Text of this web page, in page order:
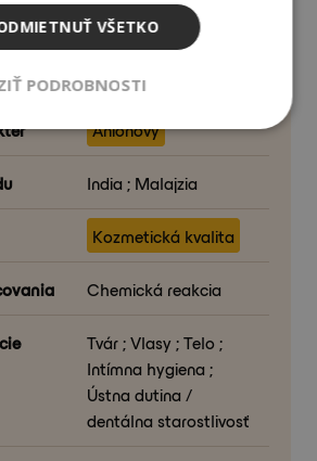
1,00
Aniónový
India ; Malajzia
Kozmetická kvalita
Chemická reakcia
Tvár ; Vlasy ; Telo ;
Intímna hygiena ;
Ústna dutina /
dentálna starostlivosť
VŠETKO
PODROBNOSTI